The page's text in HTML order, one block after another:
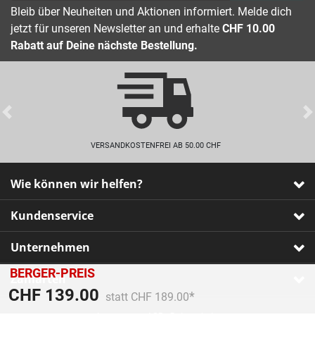
BERGER-PREIS
CHF 139.00 Preis reduziert von
statt CHF 189.00
An
Bleib über Neuheiten und Aktionen informiert. Melde dich
jetzt für unseren Newsletter an und erhalte CHF 10.00
Rabatt auf Deine nächste Bestellung.
VERSANDKOSTENFREI AB 50.00 CHF
Previous
Wie können wir helfen?
Kundenservice
Unternehmen
Zahlarten